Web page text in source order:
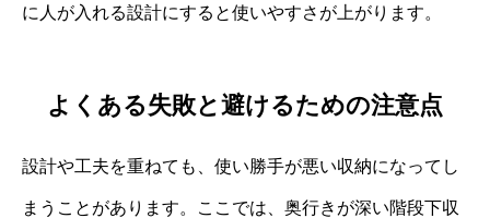
に人が入れる設計にすると使いやすさが上がります。
よくある失敗と避けるための注意点
設計や工夫を重ねても、使い勝手が悪い収納になってし
まうことがあります。ここでは、奥行きが深い階段下収